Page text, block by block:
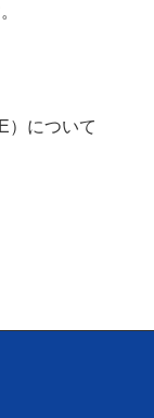
）について